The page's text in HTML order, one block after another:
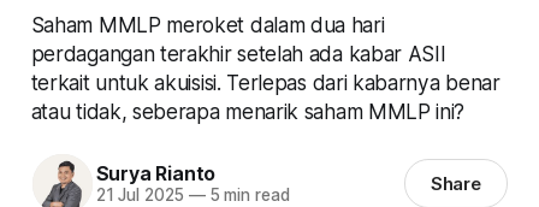
Saham MMLP meroket dalam dua hari
perdagangan terakhir setelah ada kabar ASII
terkait untuk akuisisi. Terlepas dari kabarnya benar
atau tidak, seberapa menarik saham MMLP ini?
Surya Rianto
21 Jul 2025 —5 min read Share